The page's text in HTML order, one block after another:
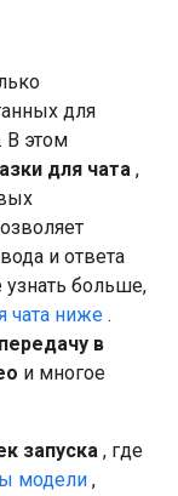
для
В этом
для чата ,
и ответа
узнать больше,
чата ниже .
в
и многое
запуска , где
модели ,